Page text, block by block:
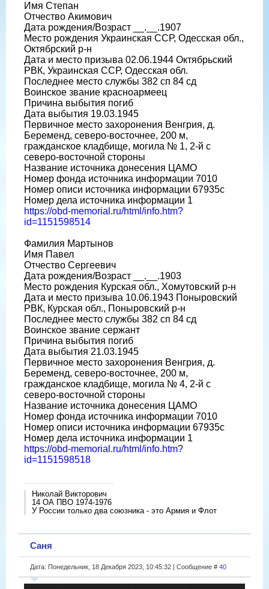
Имя Степан
Отчество Акимович
Дата рождения/Возраст __.__.1907
Место рождения Украинская ССР, Одесская обл.,
Октябрский р-н
Дата и место призыва 02.06.1944 Октябрьский
РВК, Украинская ССР, Одесская обл.
Последнее место службы 382 сп 84 сд
Воинское звание красноармеец
Причина выбытия погиб
Дата выбытия 19.03.1945
Первичное место захоронения Венгрия, д.
Беременд, северо-восточнее, 200 м,
гражданское кладбище, могила № 1, 2-й с
северо-восточной стороны
Название источника донесения ЦАМО
Номер фонда источника информации 7010
Номер описи источника информации 67935с
Номер дела источника информации 1
https://obd-memorial.ru/html/info.htm?
id=1151598514
Фамилия Мартынов
Имя Павел
Отчество Сергеевич
Дата рождения/Возраст __.__.1903
Место рождения Курская обл., Хомутовский р-н
Дата и место призыва 10.06.1943 Поныровский
РВК, Курская обл., Поныровский р-н
Последнее место службы 382 сп 84 сд
Воинское звание сержант
Причина выбытия погиб
Дата выбытия 21.03.1945
Первичное место захоронения Венгрия, д.
Беременд, северо-восточнее, 200 м,
гражданское кладбище, могила № 4, 2-й с
северо-восточной стороны
Название источника донесения ЦАМО
Номер фонда источника информации 7010
Номер описи источника информации 67935с
Номер дела источника информации 1
https://obd-memorial.ru/html/info.htm?
id=1151598518
Николай Викторович
14 ОА ПВО 1974-1976
У России только два союзника - это Армия и Флот
Саня
Дата: Понедельник, 18 Декабря 2023, 10:45:32 | Сообщение # 40